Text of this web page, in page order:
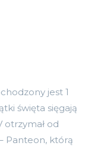
jest 1
święta sięgają
otrzymał od
Panteon, którą